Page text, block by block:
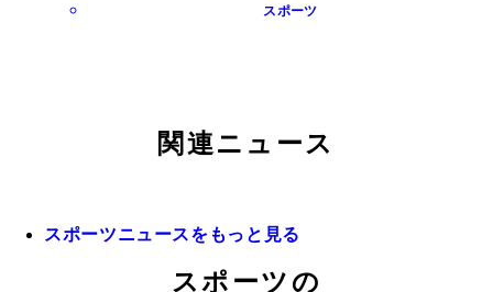
スポーツ
関連ニュース
スポーツニュースをもっと見る
スポーツの